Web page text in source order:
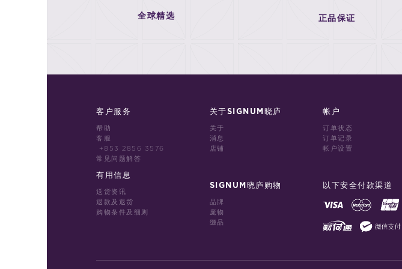
全球精选 正品保证
客户服务
帮助
客服
+853 2856 3576
常见问题解答
有用信息
送货资讯
退款及退货
购物条件及细则
关于SIGNUM晓庐
关于
消息
店铺
SIGNUM晓庐购物
品牌
庞物
缀品
帐户
订单状态
订单记录
帐户设置
以下安全付款渠道